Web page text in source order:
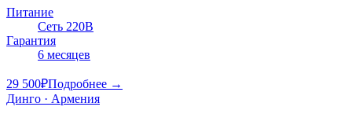
Питание
Сеть 220В
Гарантия
6 месяцев
29 500₽Подробнее →
Динго · Армения